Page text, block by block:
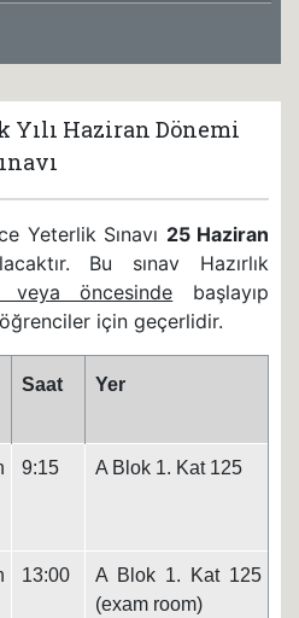
Yılı Haziran Dönemi
Yeterlik Sınavı 25 Haziran
Bu sınav Hazırlık
veya öncesinde başlayıp
için geçerlidir.
Saat Yer
9:15 A Blok 1. Kat 125
13:00
A Blok 1. Kat 125
(exam room)